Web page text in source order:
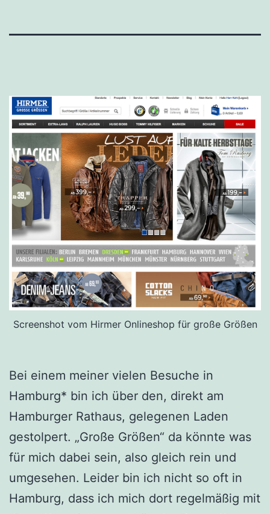
Screenshot vom Hirmer Onlineshop für große Größen
Bei einem meiner vielen Besuche in
Hamburg* bin ich über den, direkt am
Hamburger Rathaus, gelegenen Laden
gestolpert. „Große Größen“ da könnte was
für mich dabei sein, also gleich rein und
umgesehen. Leider bin ich nicht so oft in
Hamburg, dass ich mich dort regelmäßig mit